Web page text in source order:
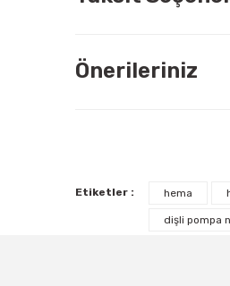
Önerileriniz
Etiketler : hema
dişli pompa